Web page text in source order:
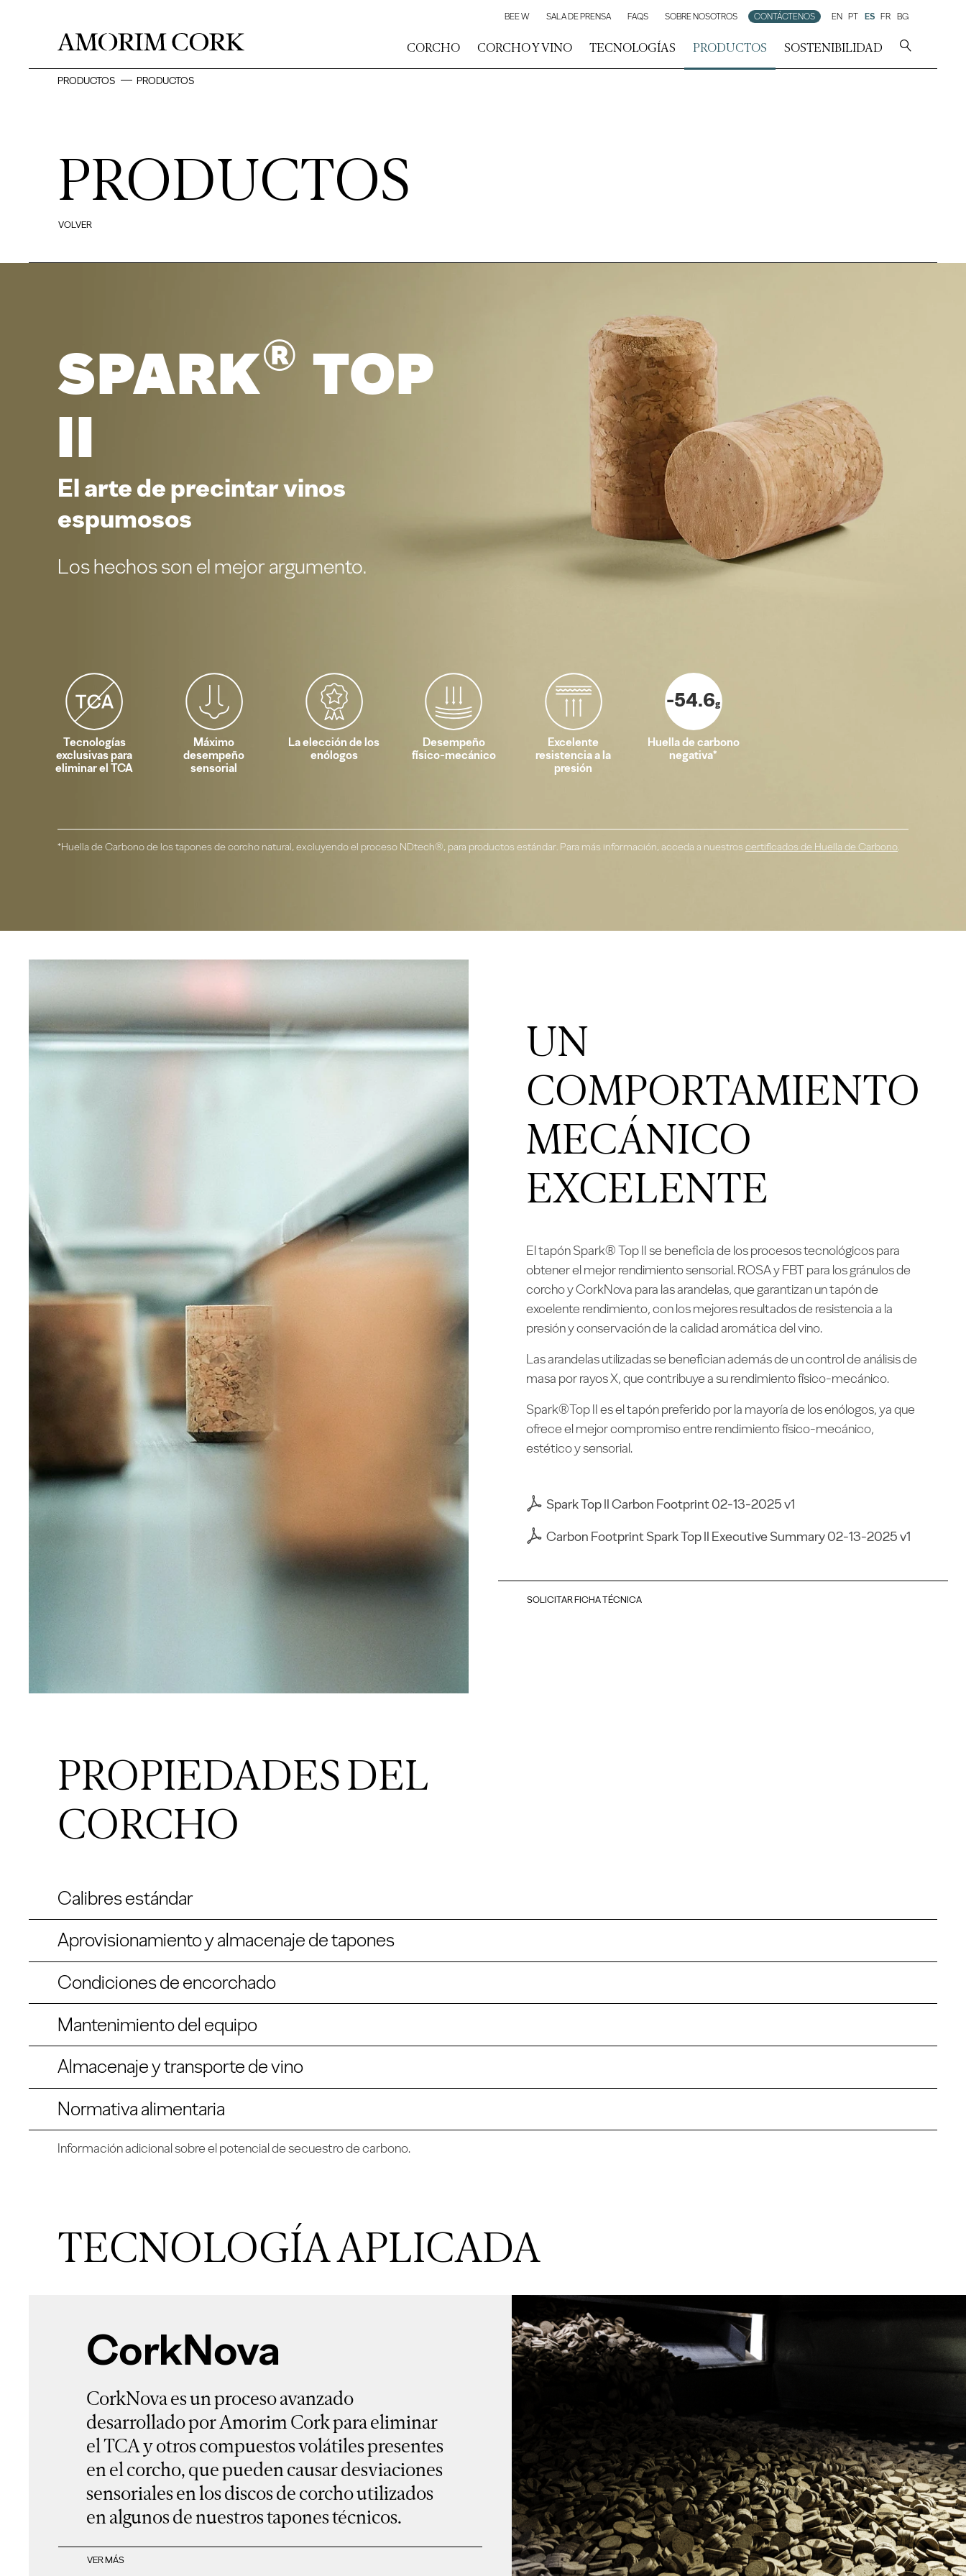
CORCHO CORCHO Y VINO TECNOLOGÍAS PRODUCTOS SOSTENIBILIDAD
BEE W SALA DE PRENSA FAQS SOBRE NOSOTROS CONTÁCTENOS EN PT ES FR BG
PRODUCTOS PRODUCTOS
PRODUCTOS
VOLVER
Spark® Top
II
El arte de precintar vinos
espumosos
Los hechos son el mejor argumento.
Tecnologías
exclusivas para
eliminar el TCA
Máximo
desempeño
sensorial
La elección de los
enólogos
Desempeño
físico-mecánico
Excelente
resistencia a la
presión
-54.6g
Huella de carbono
negativa*
*Huella de Carbono de los tapones de corcho natural, excluyendo el proceso NDtech®, para productos estándar. Para más información, acceda a nuestros certificados de Huella de Carbono.
UN
COMPORTAMIENTO
MECÁNICO
EXCELENTE
El tapón Spark® Top II se beneficia de los procesos tecnológicos para
obtener el mejor rendimiento sensorial. ROSA y FBT para los gránulos de
corcho y CorkNova para las arandelas, que garantizan un tapón de
excelente rendimiento, con los mejores resultados de resistencia a la
presión y conservación de la calidad aromática del vino.
Las arandelas utilizadas se benefician además de un control de análisis de
masa por rayos X, que contribuye a su rendimiento físico-mecánico.
Spark®Top II es el tapón preferido por la mayoría de los enólogos, ya que
ofrece el mejor compromiso entre rendimiento físico-mecánico,
estético y sensorial.
Spark Top II Carbon Footprint 02-13-2025 v1
Carbon Footprint Spark Top II Executive Summary 02-13-2025 v1
SOLICITAR FICHA TÉCNICA
PROPIEDADES DEL
CORCHO
Calibres estándar
Aprovisionamiento y almacenaje de tapones
Condiciones de encorchado
Mantenimiento del equipo
Almacenaje y transporte de vino
Normativa alimentaria
Información adicional sobre el potencial de secuestro de carbono.
TECNOLOGÍA APLICADA
CorkNova
CorkNova es un proceso avanzado
desarrollado por Amorim Cork para eliminar
el TCA y otros compuestos volátiles presentes
en el corcho, que pueden causar desviaciones
sensoriales en los discos de corcho utilizados
en algunos de nuestros tapones técnicos.
VER MÁS